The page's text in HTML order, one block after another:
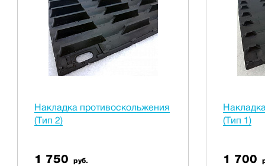
Накладка противоскольжения
(Тип 2)
1 750 руб.
(Тип 1)
1 700